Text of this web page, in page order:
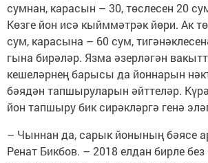
сумнан, карасын – 30, төслесен 20
Көзге йон исә кыйммәтрәк йөри. Ак
сум, карасына – 60 сум,
гына бирәләр. Язма әзерләгән
кешеләрнең барысы да йоннарын
бәядән тапшыруларын әйттеләр.
йон тапшыру бик сирәкләргә генә
– Чыннан да, сарык йонының бәясе
Ренат Бикбов. – 2018 елдан бирле